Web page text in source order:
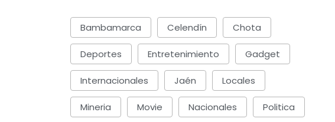
Bambamarca Celendín Chota
Deportes Entretenimiento Gadget
Internacionales Jaén Locales
Mineria Movie Nacionales Politica